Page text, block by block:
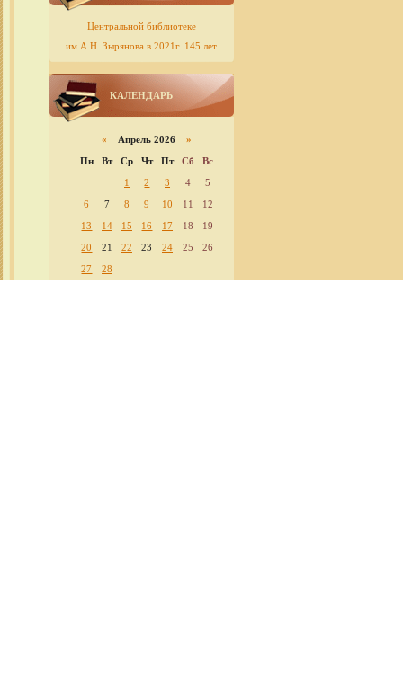
Центральной библиотеке
им.А.Н. Зырянова в 2021г. 145 лет
КАЛЕНДАРЬ
« Апрель 2026 »
Пн
Вт Ср Чт Пт Сб
Вс
1
2 3 4
5
6
7 8 9 10 11
12
13
14 15 16 17 18
19
20
21 22 23 24 25
26
27
28